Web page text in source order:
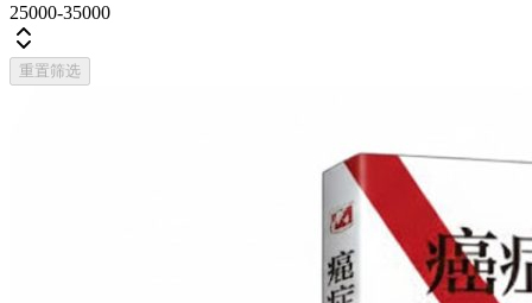
25000-35000
重置筛选